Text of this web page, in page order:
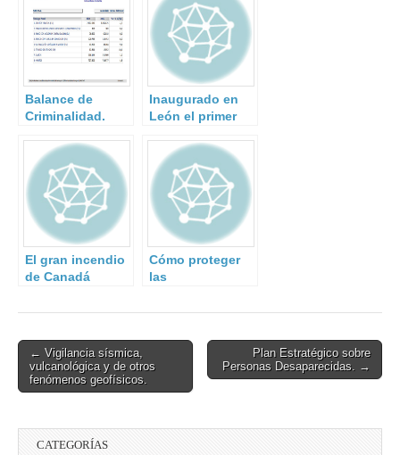
Balance de
Criminalidad.
2015.
Inaugurado en
León el primer
proteger
infraestructuras
críticas.
El gran incendio
de Canadá
durar meses
extinguirse
Cómo proteger
las
Críticas de
10 pasos
Post
navigation
← Vigilancia sísmica,
vulcanológica y de otros
fenómenos geofísicos.
Plan Estratégico sobre
Personas Desaparecidas. →
CATEGORÍAS